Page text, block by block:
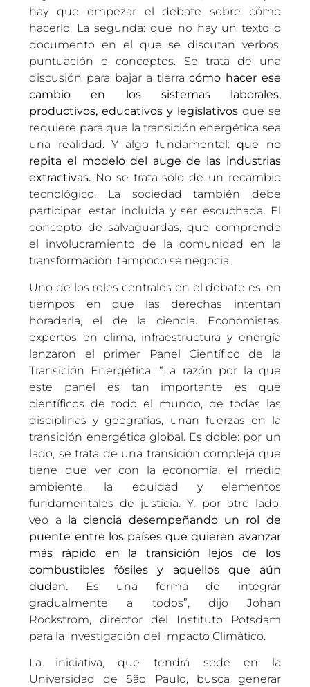
hay que empezar el debate sobre cómo
hacerlo. La segunda: que no hay un texto o
documento en el que se discutan verbos,
puntuación o conceptos. Se trata de una
discusión para bajar a tierracómo hacer ese
cambio en los sistemas laborales,
productivos, educativos y legislativosque se
requiere para que la transición energética sea
una realidad. Y algo fundamental:que no
repita el modelo del auge de las industrias
extractivas. No se trata sólo de un recambio
tecnológico. La sociedad también debe
participar, estar incluida y ser escuchada. El
concepto de salvaguardas, que comprende
el involucramiento de la comunidad en la
transformación, tampoco se negocia.
Uno de los roles centrales en el debate es, en
tiempos en que las derechas intentan
horadarla, el de la ciencia. Economistas,
expertos en clima, infraestructura y energía
lanzaron el primer Panel Científico de la
Transición Energética. “La razón por la que
este panel es tan importante es que
científicos de todo el mundo, de todas las
disciplinas y geografías, unan fuerzas en la
transición energética global. Es doble: por un
lado, se trata de una transición compleja que
tiene que ver con la economía, el medio
ambiente, la equidad y elementos
fundamentales de justicia. Y, por otro lado,
veo a la ciencia desempeñando un rol de
puente entre los países que quieren avanzar
más rápido en la transición lejos de los
combustibles fósiles y aquellos que aún
dudan. Es una forma de integrar
gradualmente a todos”, dijo Johan
Rockström, director del Instituto Potsdam
para la Investigación del Impacto Climático.
La iniciativa, que tendrá sede en la
Universidad de São Paulo, busca generar